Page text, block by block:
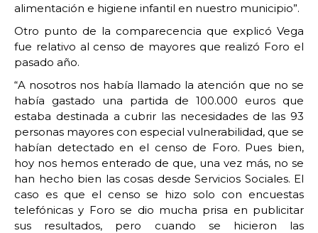
alimentación e higiene infantil en nuestro municipio”.
Otro punto de la comparecencia que explicó Vega
fue relativo al censo de mayores que realizó Foro el
pasado año.
“A nosotros nos había llamado la atención que no se
había gastado una partida de 100.000 euros que
estaba destinada a cubrir las necesidades de las 93
personas mayores con especial vulnerabilidad, que se
habían detectado en el censo de Foro. Pues bien,
hoy nos hemos enterado de que, una vez más, no se
han hecho bien las cosas desde Servicios Sociales. El
caso es que el censo se hizo solo con encuestas
telefónicas y Foro se dio mucha prisa en publicitar
sus resultados, pero cuando se hicieron las